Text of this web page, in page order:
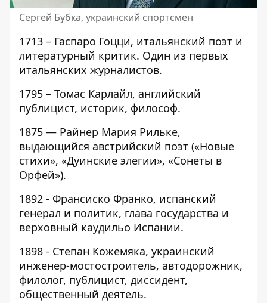
Сергей Бубка, украинский спортсмен
1713 – Гаспаро Гоцци, итальянский поэт и
литературный критик. Один из первых
итальянских журналистов.
1795 – Томас Карлайл, английский
публицист, историк, философ.
1875 — Райнер Мария Рильке,
выдающийся австрийский поэт («Новые
стихи», «Дуинские элегии», «Сонеты в
Орфей»).
1892 - Франсиско Франко, испанский
генерал и политик, глава государства и
верховный каудильо Испании.
1898 - Степан Кожемяка, украинский
инженер-мостостроитель, автодорожник,
филолог, публицист, диссидент,
общественный деятель.